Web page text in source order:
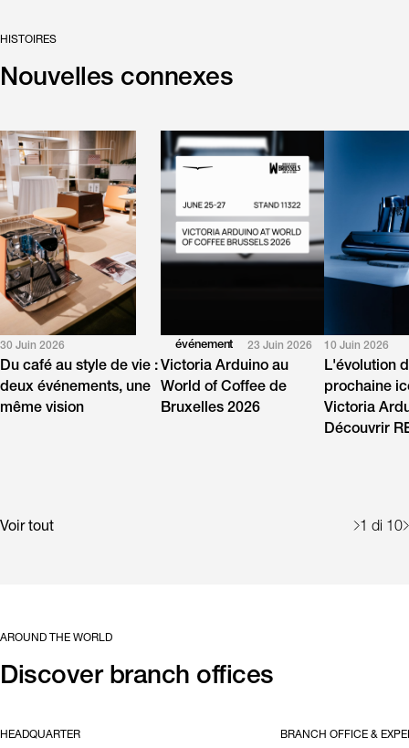
HISTOIRES
Nouvelles connexes
Voir tout 1 di 10
30 Juin 2026
Du café au style de vie :
deux événements, une
même vision
événement 23 Juin 2026
Victoria Arduino au
World of Coffee de
Bruxelles 2026
10 Juin 2026
L'évolution
prochaine
Victoria
Découvrir
AROUND THE WORLD
Discover branch offices
HEADQUARTER BRANCH OFFICE &